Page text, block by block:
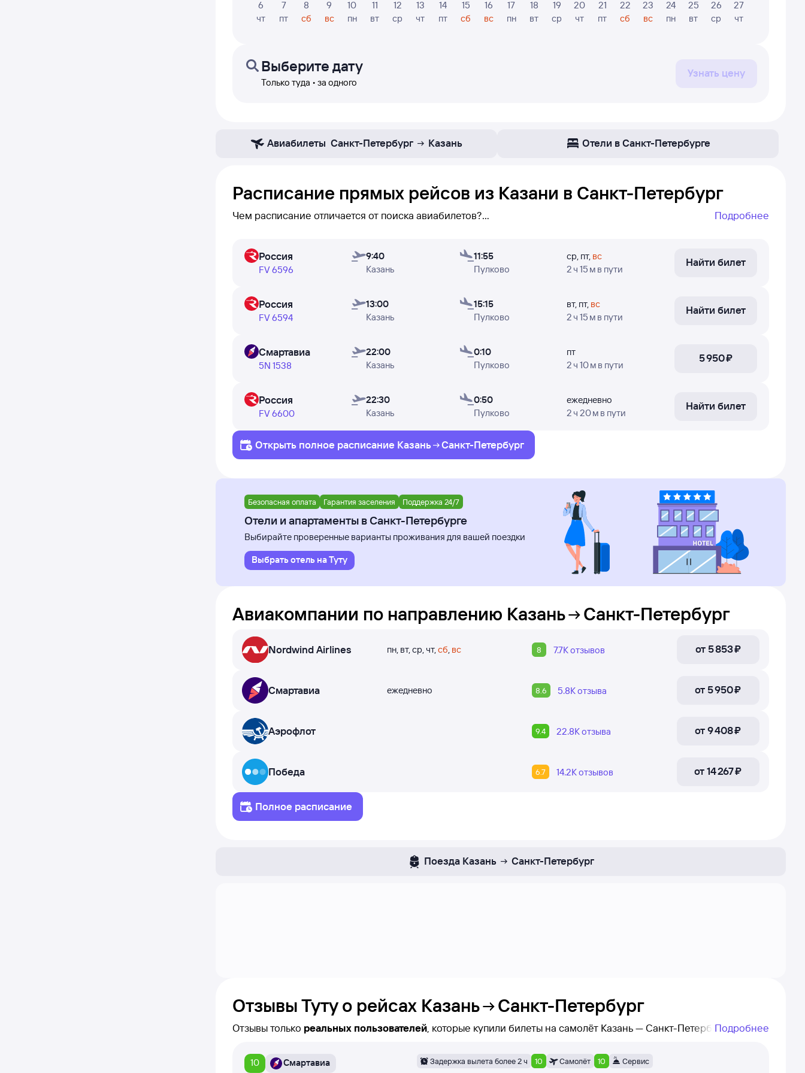
6
чт
7
пт
8
сб
9
вс
10
пн
11
вт
12
ср
13
чт
14
пт
15
сб
16
вс
17
пн
18
вт
19
ср
20
чт
21
пт
22
сб
23
вс
24
пн
25
вт
26
ср
27
чт
Выберите дату
Только туда • за одного
Узнать цену
Авиабилеты Санкт-Петербург Казань Отели в Санкт-Петербурге
Расписание прямых рейсов из Казани в Санкт-Петербург
Чем расписание отличается от поиска авиабилетов?
день — вы сможете его увидеть (при поиске авиабилетов бывает сложно найти прямой рейс, если он не летает
каждый день). Также стоит помнить, что в редких случаях данные о рейсах могут быть устаревшими или
пользователями Туту за последние 48 часов.
Чтобы проверить, есть ли в наличии билеты на конкретный рейс и узнать точные цены
В таблице отображены: время вылета из Казани и прилёта в Санкт-Петербург, время в пути, номера рейсов
Подробнее
Россия
FV 6596
9:40
Казань
11:55
Пулково
ср, пт, вс
2 ч 15 м в пути
Найти билет
Россия
FV 6594
13:00
Казань
15:15
Пулково
вт, пт, вс
2 ч 15 м в пути
Найти билет
Смартавиа
5N 1538
22:00
Казань
0:10
Пулково
пт
2 ч 10 м в пути
5 ⁠950 ⁠₽
Россия
FV 6600
22:30
Казань
0:50
Пулково
ежедневно
2 ч 20 м в пути
Найти билет
Открыть полное расписание Казань Санкт-Петербург
Безопасная оплата Гарантия заселения Поддержка 24/7
Отели и апартаменты в Санкт-Петербурге
Выбирайте проверенные варианты проживания для вашей поездки
Выбрать отель на Туту
Авиакомпании по направлению Казань Санкт-Петербург
Nordwind Airlines пн, вт,ср,чт,сб, вс 8 7.7Котзывов от 5 ⁠853 ⁠₽
Смартавиа ежедневно 8.6 5.8Котзыва от 5 ⁠950 ⁠₽
Аэрофлот 9.4 22.8Котзыва от 9 ⁠408 ⁠₽
Победа 6.7 14.2Котзывов от 14 ⁠267 ⁠₽
Полное расписание
Поезда Казань Санкт-Петербург
Отзывы Туту о рейсах Казань Санкт-Петербург
Отзывы только реальных пользователей
, которые купили билеты на самолёт Казань — Санкт-Петербург на Туту!
каждого отзыва.
Подробнее
10
Смартавиа
Задержка вылета более 2 ч 10 Самолёт 10 Сервис